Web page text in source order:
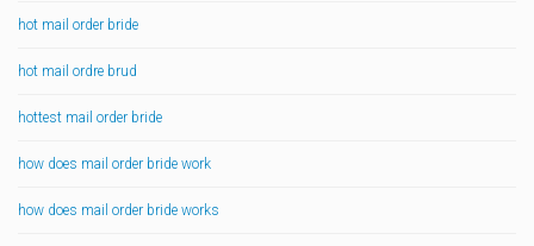
hot mail order bride
hot mail ordre brud
hottest mail order bride
how does mail order bride work
how does mail order bride works